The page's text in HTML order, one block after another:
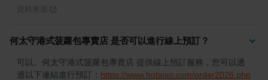
何太守港式菠蘿包專賣店 是否可以進行線上預訂？
可以。何太守港式菠蘿包專賣店 提供線上預訂服務，您可以透
過以下連結進行預訂： https://www.hotaiso.com/order2026.php